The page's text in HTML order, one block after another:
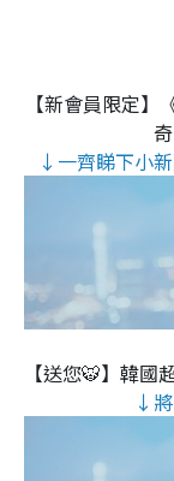
【新會員限定
↓一齊睇下小
【送您🐯】韓國
↓